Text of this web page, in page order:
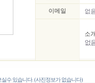
이메일 없
소
없
수 있습니다. (사진정보가 없습니다)